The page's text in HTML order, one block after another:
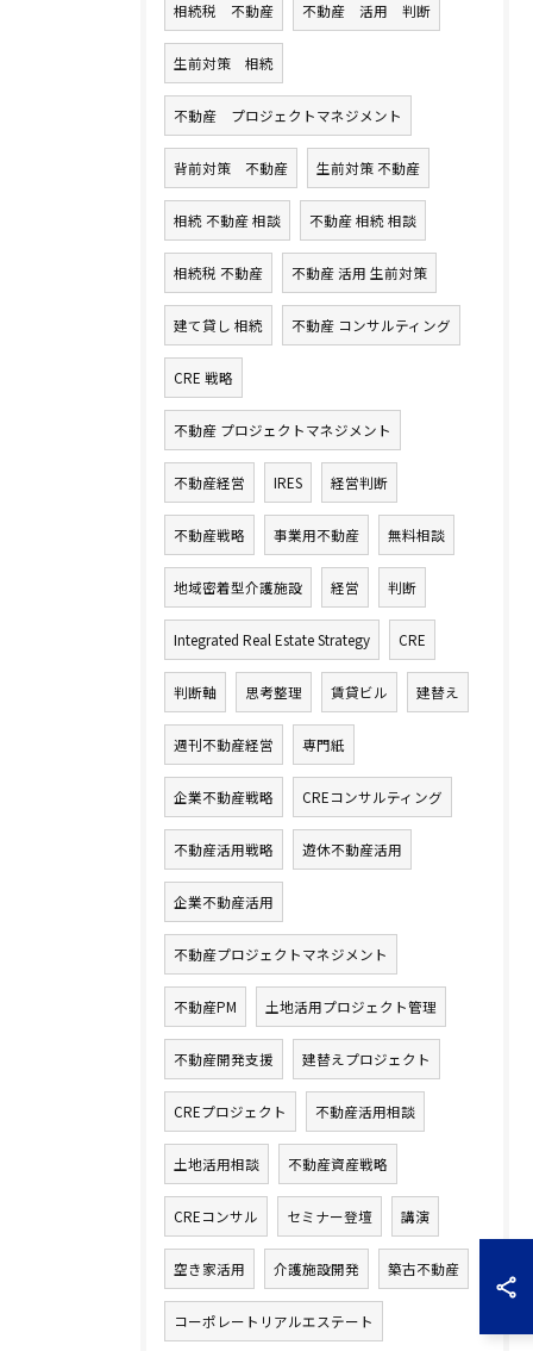
相続税 不動産 不動産 活用 判断
生前対策 相続
不動産 プロジェクトマネジメント
背前対策 不動産 生前対策 不動産
相続 不動産 相談 不動産 相続 相談
相続税 不動産 不動産 活用 生前対策
建て貸し 相続 不動産 コンサルティング
CRE 戦略
不動産 プロジェクトマネジメント
不動産経営 IRES 経営判断
不動産戦略 事業用不動産 無料相談
地域密着型介護施設 経営 判断
Integrated Real Estate Strategy CRE
判断軸 思考整理 賃貸ビル 建替え
週刊不動産経営 専門紙
企業不動産戦略 CREコンサルティング
不動産活用戦略 遊休不動産活用
企業不動産活用
不動産プロジェクトマネジメント
不動産PM 土地活用プロジェクト管理
不動産開発支援 建替えプロジェクト
CREプロジェクト 不動産活用相談
土地活用相談 不動産資産戦略
CREコンサル セミナー登壇 講演
空き家活用 介護施設開発 築古不動産
コーポレートリアルエステート